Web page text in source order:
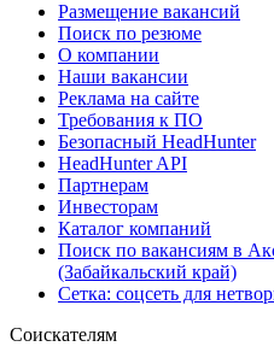
Размещение вакансий
Поиск по резюме
О компании
Наши вакансии
Реклама на сайте
Требования к ПО
Безопасный HeadHunter
HeadHunter API
Партнерам
Инвесторам
Каталог компаний
Поиск по вакансиям в
(Забайкальский край)
Сетка: соцсеть для
Соискателям